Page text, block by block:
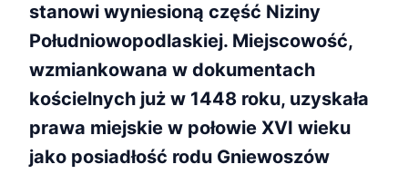
stanowi wyniesioną część Niziny
Południowopodlaskiej. Miejscowość,
wzmiankowana w dokumentach
kościelnych już w 1448 roku, uzyskała
prawa miejskie w połowie XVI wieku
jako posiadłość rodu Gniewoszów